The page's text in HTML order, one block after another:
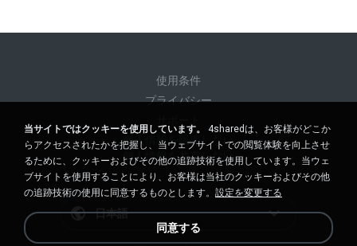
使用条件
プライバシー
個人情報を販売しない
個人情報を共有しない
日本語
当サイトではクッキーを使用しています。
4sharedは、お客様がどこか
らアクセスされたかを把握し、当ウェブサイトでの閲覧体験を向上させ
るために、クッキーおよびその他の追跡技術を使用しています。当ウェ
ブサイトを使用することにより、お客様は当社のクッキーおよびその他
の追跡技術の使用に同意するものとします。 設定を変更する
同意する